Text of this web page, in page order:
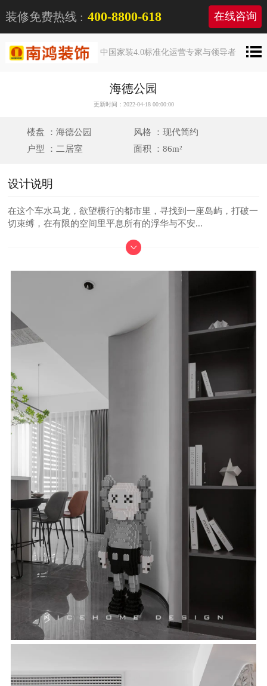
装修免费热线 : 400-8800-618 在线咨询
中国家装4.0标准化运营专家与领导者
海德公园
更新时间：2022-04-18 00:00:00
楼盘 ：海德公园
风格 ：现代简约
户型 ：二居室
面积 ：86m²
设计说明
在这个车水马龙，欲望横行的都市里，寻找到一座岛屿，打破一
切束缚，在有限的空间里平息所有的浮华与不安...